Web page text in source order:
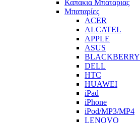
Καπακια Μπαταριας
Μπαταρίες
ACER
ALCATEL
APPLE
ASUS
BLACKBERRY
DELL
HTC
HUAWEI
iPad
iPhone
iPod/MP3/MP4
LENOVO